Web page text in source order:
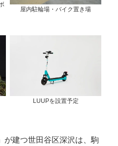
屋内駐輪場・バイク置き場
LUUPを設置予定
が建つ世田谷区深沢は、駒